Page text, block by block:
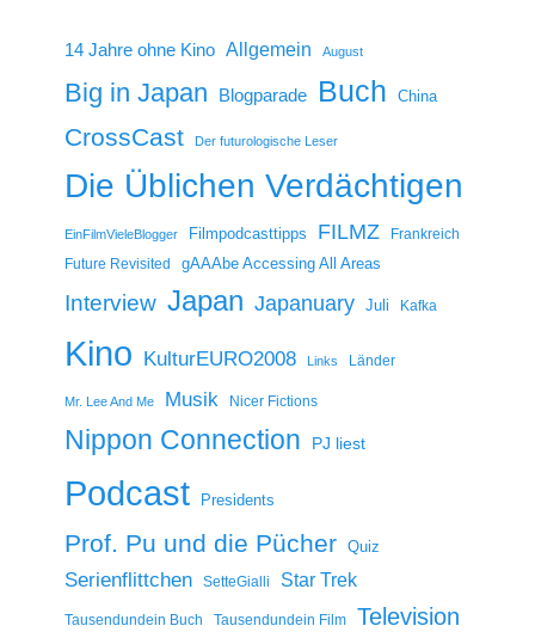
14 Jahre ohne Kino Allgemein August
Big in Japan Blogparade Buch China
CrossCast Der futurologische Leser
Die Üblichen Verdächtigen
EinFilmVieleBlogger Filmpodcasttipps FILMZ
Frankreich
Future Revisited
gAAAbe Accessing All Areas
Interview Japan Japanuary Juli Kafka
Kino KulturEURO2008 Links Länder
Mr. Lee And Me Musik Nicer Fictions
Nippon Connection PJ liest
Podcast Presidents
Prof. Pu und die Pücher Quiz
Serienflittchen SetteGialli Star Trek
Tausendundein Buch Tausendundein Film Television